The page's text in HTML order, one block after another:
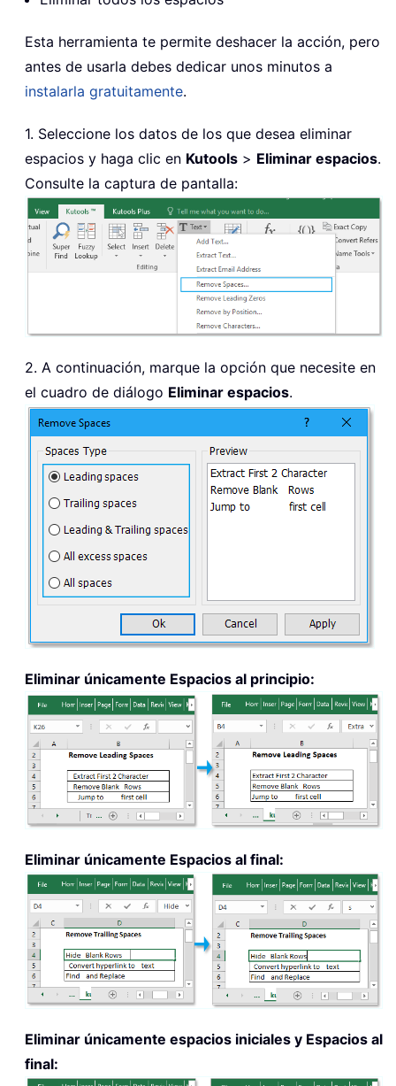
Esta herramienta te permite deshacer la acción, pero
antes de usarla debes dedicar unos minutos a
instalarla gratuitamente.
1. Seleccione los datos de los que desea eliminar
espacios y haga clic en Kutools > Eliminar espacios.
Consulte la captura de pantalla:
2. A continuación, marque la opción que necesite en
el cuadro de diálogo Eliminar espacios.
Eliminar únicamente Espacios al principio:
Eliminar únicamente Espacios al final:
Eliminar únicamente espacios iniciales y Espacios al
final: